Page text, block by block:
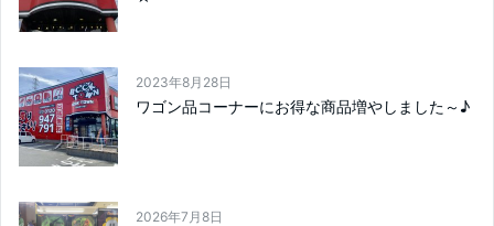
2023年8月28日
ワゴン品コーナーにお得な商品増やしました～♪
2026年7月8日